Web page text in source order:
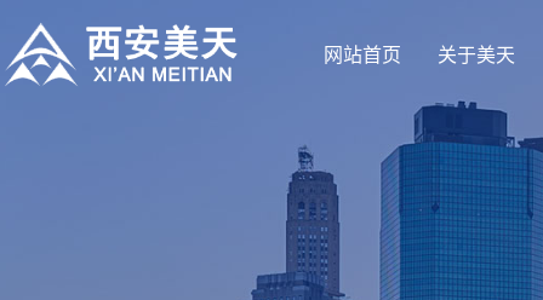
网站首页 关于美天